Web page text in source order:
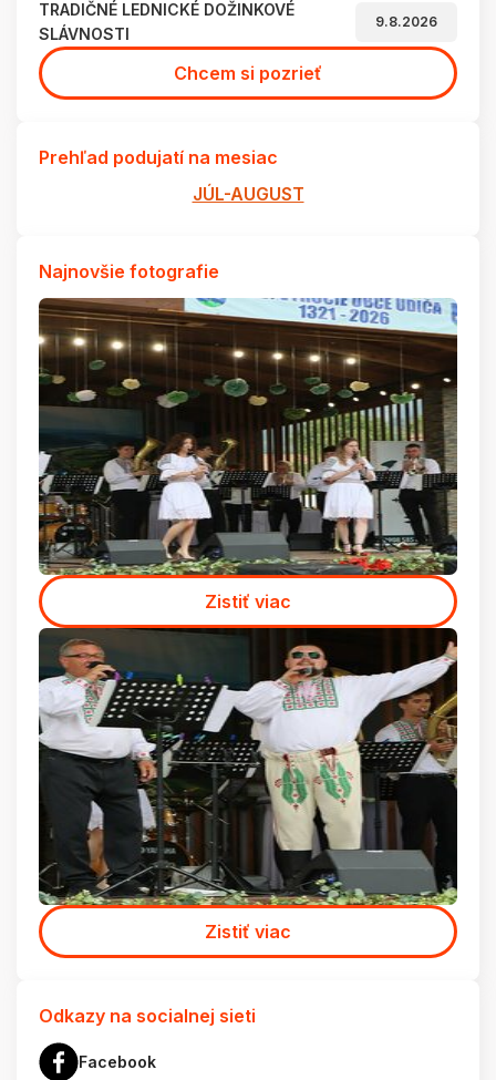
TRADIČNÉ LEDNICKÉ DOŽINKOVÉ
SLÁVNOSTI
9.8.2026
Chcem si pozrieť
Prehľad podujatí na mesiac
JÚL-AUGUST
Najnovšie fotografie
Zistiť viac
Zistiť viac
Odkazy na socialnej sieti
Facebook